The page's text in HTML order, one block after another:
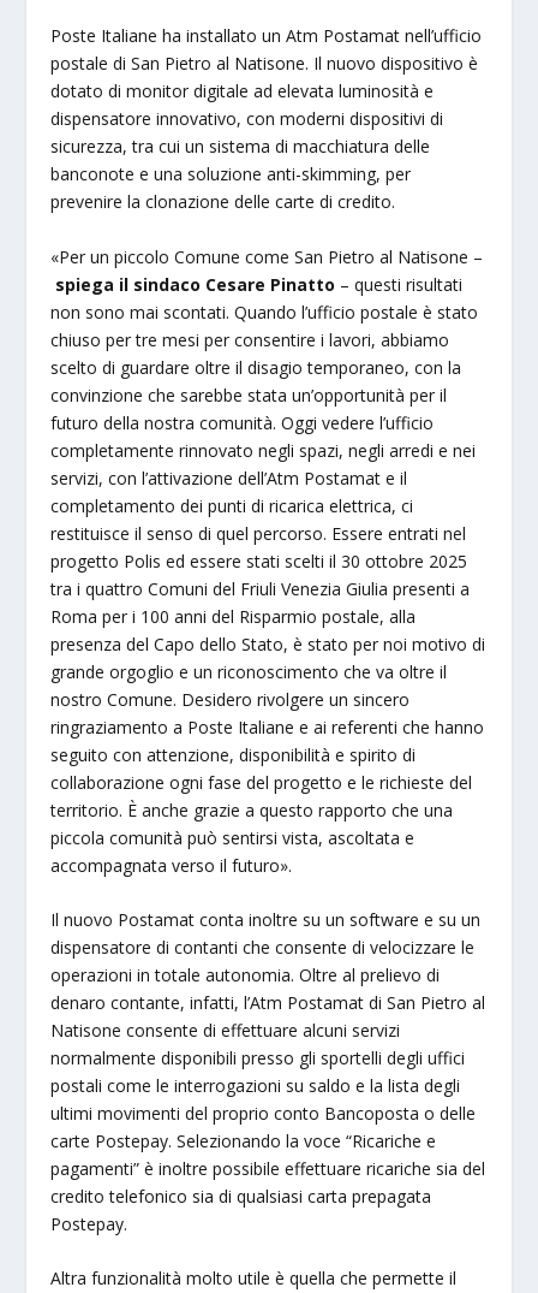
Poste Italiane ha installato un Atm Postamat nell’ufficio
postale di San Pietro al Natisone. Il nuovo dispositivo è
dotato di monitor digitale ad elevata luminosità e
dispensatore innovativo, con moderni dispositivi di
sicurezza, tra cui un sistema di macchiatura delle
banconote e una soluzione anti-skimming, per
prevenire la clonazione delle carte di credito.
«Per un piccolo Comune come San Pietro al Natisone –
spiega il sindaco Cesare Pinatto – questi risultati
non sono mai scontati. Quando l’ufficio postale è stato
chiuso per tre mesi per consentire i lavori, abbiamo
scelto di guardare oltre il disagio temporaneo, con la
convinzione che sarebbe stata un’opportunità per il
futuro della nostra comunità. Oggi vedere l’ufficio
completamente rinnovato negli spazi, negli arredi e nei
servizi, con l’attivazione dell’Atm Postamat e il
completamento dei punti di ricarica elettrica, ci
restituisce il senso di quel percorso. Essere entrati nel
progetto Polis ed essere stati scelti il 30 ottobre 2025
tra i quattro Comuni del Friuli Venezia Giulia presenti a
Roma per i 100 anni del Risparmio postale, alla
presenza del Capo dello Stato, è stato per noi motivo di
grande orgoglio e un riconoscimento che va oltre il
nostro Comune. Desidero rivolgere un sincero
ringraziamento a Poste Italiane e ai referenti che hanno
seguito con attenzione, disponibilità e spirito di
collaborazione ogni fase del progetto e le richieste del
territorio. È anche grazie a questo rapporto che una
piccola comunità può sentirsi vista, ascoltata e
accompagnata verso il futuro».
Il nuovo Postamat conta inoltre su un software e su un
dispensatore di contanti che consente di velocizzare le
operazioni in totale autonomia. Oltre al prelievo di
denaro contante, infatti, l’Atm Postamat di San Pietro al
Natisone consente di effettuare alcuni servizi
normalmente disponibili presso gli sportelli degli uffici
postali come le interrogazioni su saldo e la lista degli
ultimi movimenti del proprio conto Bancoposta o delle
carte Postepay. Selezionando la voce “Ricariche e
pagamenti” è inoltre possibile effettuare ricariche sia del
credito telefonico sia di qualsiasi carta prepagata
Postepay.
Altra funzionalità molto utile è quella che permette il